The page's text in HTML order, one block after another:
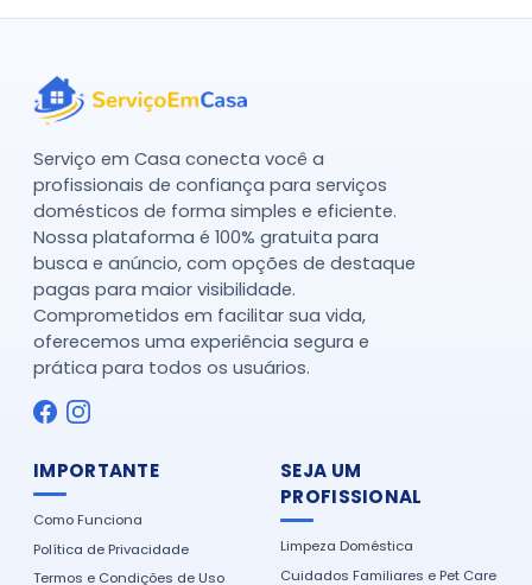
Serviço em Casa conecta você a
profissionais de confiança para serviços
domésticos de forma simples e eficiente.
Nossa plataforma é 100% gratuita para
busca e anúncio, com opções de destaque
pagas para maior visibilidade.
Comprometidos em facilitar sua vida,
oferecemos uma experiência segura e
prática para todos os usuários.
IMPORTANTE
Como Funciona
Política de Privacidade
Termos e Condições de Uso
SEJA UM
PROFISSIONAL
Limpeza Doméstica
Cuidados Familiares e Pet Care